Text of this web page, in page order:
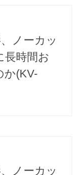
ノーカッ
長時間お
(KV-
ノーカッ